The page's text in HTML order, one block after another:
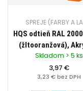
SPREJE (FARBY A
HQS odtieň RAL
(žltooranžová),
farba v spreji pre
profesionálne
objem 400ml
Skladom > 5 ks
3,97 €
3,23 € bez DPH